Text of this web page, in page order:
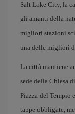
Salt Lake City, la
gli amanti della
migliori stazioni
una delle migliori
La città mantiene
sede della Chiesa
Piazza del Tempio
tappe obbligate,